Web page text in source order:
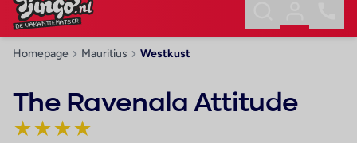
Homepage Mauritius Westkust
The Ravenala Attitude
★★★★